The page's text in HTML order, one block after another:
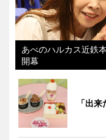
あべのハルカス近鉄
開幕
「出